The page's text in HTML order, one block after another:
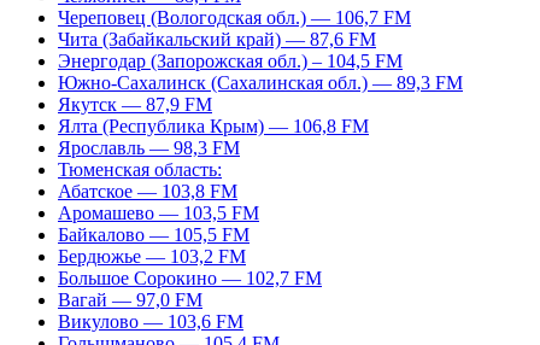
Череповец (Вологодская обл.) — 106,7 FM
Чита (Забайкальский край) — 87,6 FM
Энергодар (Запорожская обл.) – 104,5 FM
Южно-Сахалинск (Сахалинская обл.) — 89,3 FM
Якутск — 87,9 FM
Ялта (Республика Крым) — 106,8 FM
Ярославль — 98,3 FM
Тюменская область:
Абатское — 103,8 FM
Аромашево — 103,5 FM
Байкалово — 105,5 FM
Бердюжье — 103,2 FM
Большое Сорокино — 102,7 FM
Вагай — 97,0 FM
Викулово — 103,6 FM